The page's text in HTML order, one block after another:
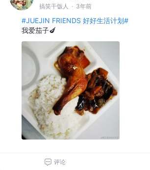
搞笑干饭人 · 3年前
#JUEJIN FRIENDS 好好生活计划#
我爱茄子🍆
评论